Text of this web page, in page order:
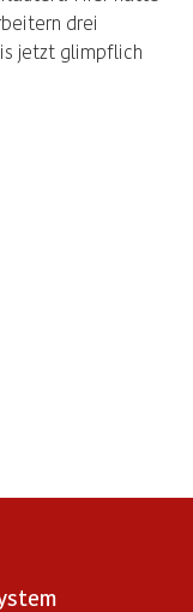
drei
jetzt glimpflich